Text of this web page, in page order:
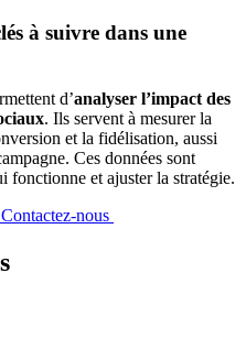
à suivre dans une
d’analyser l’impact des
. Ils servent à mesurer la
et la fidélisation, aussi
Ces données sont
fonctionne et ajuster la stratégie.
Contactez-nous